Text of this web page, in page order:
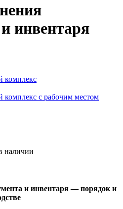
инвентаря
комплекс
с рабочим местом
наличии
и инвентаря — порядок и